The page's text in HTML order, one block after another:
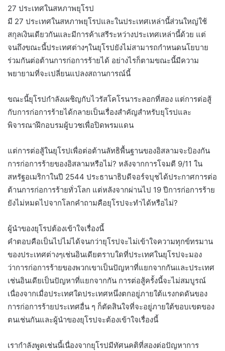
27 ประเทศในสหภาพยุโรป
มี 27 ประเทศในสหภาพยุโรปและในประเทศเหล่านี้ส่วนใหญ่ใช้
สกุลเงินเดียวกันและมีการค้าเสรีระหว่างประเทศเหล่านี้ด้วย แต่
จนถึงขณะนี้ประเทศต่างๆในยุโรปยังไม่สามารถกำหนดนโยบาย
ร่วมกันต่อต้านการก่อการร้ายได้ อย่างไรก็ตามขณะนี้มีความ
พยายามที่จะเปลี่ยนแปลงสถานการณ์นี้
ขณะนี้ยุโรปกำลังเผชิญกับไวรัสโคโรนาระลอกที่สอง แต่การต่อสู้
กับการก่อการร้ายได้กลายเป็นเรื่องสำคัญสำหรับยุโรปและ
พิจารณาฝึกอบรมผู้บวชเพื่อปิดพรมแดน
แต่การต่อสู้ในยุโรปเพื่อต่อต้านลัทธิพื้นฐานของอิสลามจะป้องกัน
การก่อการร้ายของอิสลามหรือไม่? หลังจากการโจมตี 9/11 ใน
สหรัฐอเมริกาในปี 2544 ประธานาธิบดีจอร์จบุชได้ประกาศการต่อ
ต้านการก่อการร้ายทั่วโลก แต่หลังจากผ่านไป 19 ปีการก่อการร้าย
ยังไม่หมดไปจากโลกคำถามคือยุโรปจะทำได้หรือไม่?
ผู้นำของยุโรปต้องเข้าใจเรื่องนี้
คำตอบคือเป็นไปไม่ได้จนกว่ายุโรปจะไม่เข้าใจความทุกข์ทรมาน
ของประเทศต่างๆเช่นอินเดียตราบใดที่ประเทศในยุโรปจะมอง
ว่าการก่อการร้ายของพวกเขาเป็นปัญหาที่แยกจากกันและประเทศ
เช่นอินเดียเป็นปัญหาที่แยกจากกัน การต่อสู้ครั้งนี้จะไม่สมบูรณ์
เนื่องจากเมื่อประเทศใดประเทศหนึ่งตกอยู่ภายใต้แรงกดดันของ
การก่อการร้ายประเทศอื่น ๆ ก็ตัดสินใจที่จะอยู่ภายใต้ขอบเขตของ
ตนเช่นกันและผู้นำของยุโรปจะต้องเข้าใจเรื่องนี้
เรากำลังพูดเช่นนี้เนื่องจากยุโรปมีทัศนคติที่สองต่อปัญหาการ